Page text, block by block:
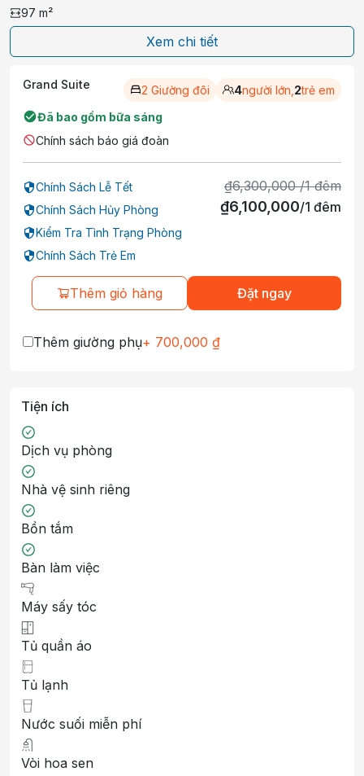
97 m²
Xem chi tiết
Grand Suite 2 Giường đôi 4người lớn, 2trẻ em
Đã bao gồm bữa sáng
Chính sách báo giá đoàn
Chính Sách Lễ Tết
Chính Sách Hủy Phòng
Kiểm Tra Tình Trạng Phòng
Chính Sách Trẻ Em
₫6,300,000 /1 đêm
₫6,100,000/1 đêm
Thêm giỏ hàng Đặt ngay
Thêm giường phụ+ 700,000 ₫
Tiện ích
Dịch vụ phòng
Nhà vệ sinh riêng
Bồn tắm
Bàn làm việc
Máy sấy tóc
Tủ quần áo
Tủ lạnh
Nước suối miễn phí
Vòi hoa sen